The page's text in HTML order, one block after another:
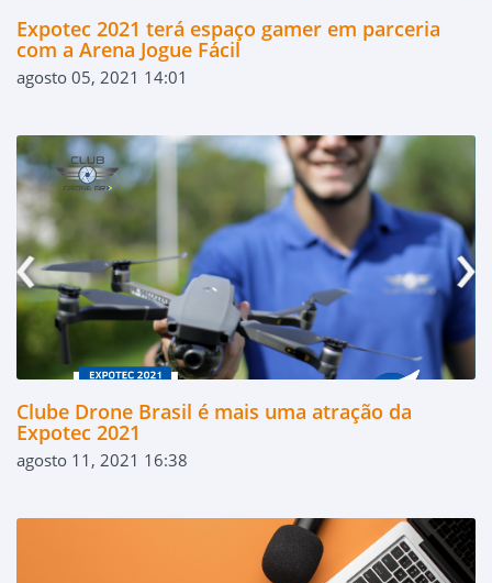
Expotec 2021 terá espaço gamer em parceria
com a Arena Jogue Fácil
agosto 05, 2021 14:01
Clube Drone Brasil é mais uma atração da
Expotec 2021
agosto 11, 2021 16:38